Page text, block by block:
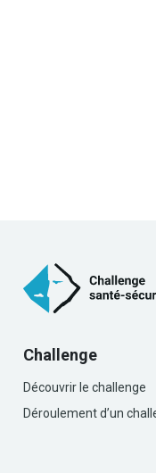
Challenge
Découvrir le challenge
Déroulement d’un